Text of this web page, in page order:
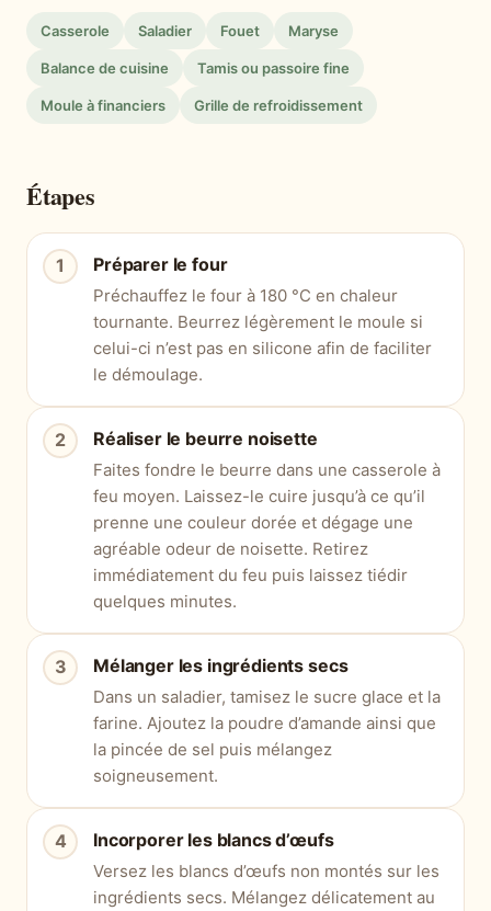
Casserole Saladier Fouet Maryse
Balance de cuisine Tamis ou passoire fine
Moule à financiers Grille de refroidissement
Étapes
Préparer le four
Préchauffez le four à 180 °C en chaleur
tournante. Beurrez légèrement le moule si
celui-ci n’est pas en silicone afin de faciliter
le démoulage.
Réaliser le beurre noisette
Faites fondre le beurre dans une casserole à
feu moyen. Laissez-le cuire jusqu’à ce qu’il
prenne une couleur dorée et dégage une
agréable odeur de noisette. Retirez
immédiatement du feu puis laissez tiédir
quelques minutes.
Mélanger les ingrédients secs
Dans un saladier, tamisez le sucre glace et la
farine. Ajoutez la poudre d’amande ainsi que
la pincée de sel puis mélangez
soigneusement.
Incorporer les blancs d’œufs
Versez les blancs d’œufs non montés sur les
ingrédients secs. Mélangez délicatement au